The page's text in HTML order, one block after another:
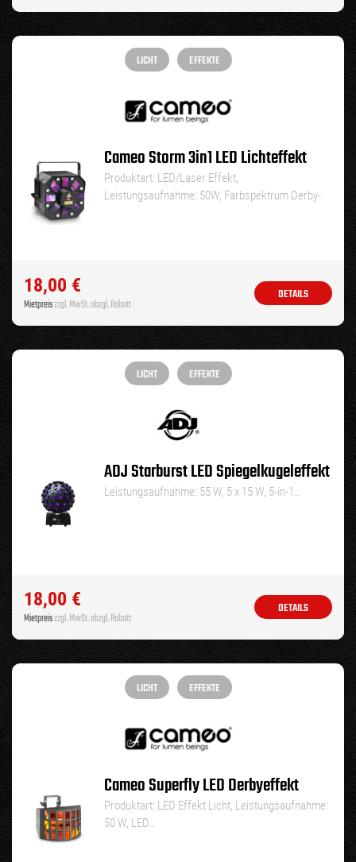
LICHT EFFEKTE
Cameo Storm 3in1 LED Lichteffekt
Produktart: LED/Laser Effekt,
Leistungsaufnahme: 50W, Farbspektrum Derby-
18,00 €
Mietpreiszzgl. MwSt. abzgl. Rabatt
DETAILS
LICHT EFFEKTE
ADJ Starburst LED Spiegelkugeleffekt
Leistungsaufnahme: 55 W, 5 x 15 W, 5-in-1…
18,00 €
Mietpreiszzgl. MwSt. abzgl. Rabatt
DETAILS
LICHT EFFEKTE
Cameo Superfly LED Derbyeffekt
Produktart: LED Effekt Licht, Leistungsaufnahme:
50 W, LED…